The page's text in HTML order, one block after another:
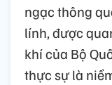
ngạc thông
lính, được
khí của Bộ
thực sự là